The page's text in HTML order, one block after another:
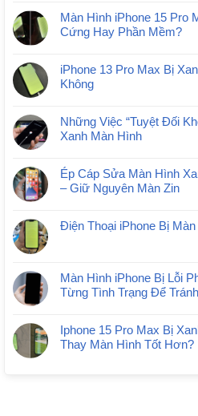
Màn Hình iPhone 15 Pro
Cứng Hay Phần Mềm?
iPhone 13 Pro Max Bị
Không
Những Việc “Tuyệt Đối
Xanh Màn Hình
Ép Cáp Sửa Màn Hình
– Giữ Nguyên Màn Zin
Điện Thoại iPhone Bị
Màn Hình iPhone Bị Lỗi
Từng Tình Trạng Để
Iphone 15 Pro Max Bị
Thay Màn Hình Tốt Hơn?